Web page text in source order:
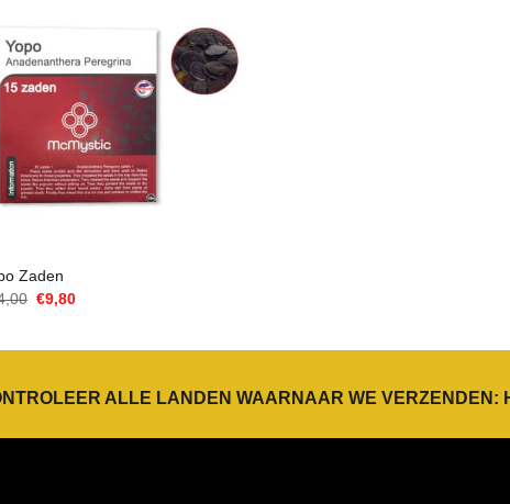
Zaden
Oorspronkelijke
€9,80Huidige
ALLE LANDEN WAARNAAR WE VERZENDEN: